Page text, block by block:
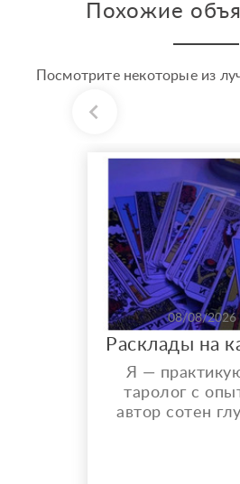
Похожие
Посмотрите некоторые из
08/08/2026
Я —
таролог с
автор сотен